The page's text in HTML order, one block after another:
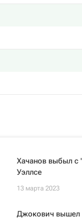
Хачанов выбыл с
Уэллсе
13 марта 2023
Джокович вышел